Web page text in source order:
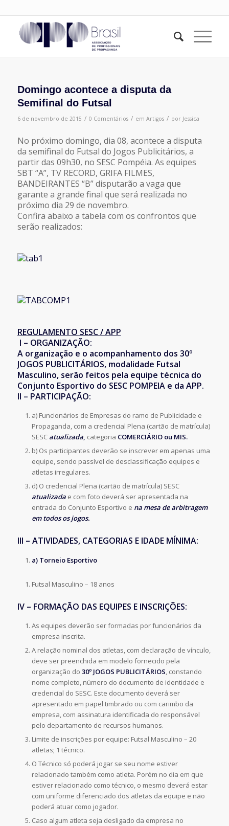
Domingo acontece a disputa da
Semifinal do Futsal
6 de novembro de 2015 / 0 Comentários / em Artigos / por Jessica
No próximo domingo, dia 08, acontece a disputa
da semifinal do Futsal do Jogos Publicitários, a
partir das 09h30, no SESC Pompéia. As equipes
SBT “A”, TV RECORD, GRIFA FILMES,
BANDEIRANTES “B” disputarão a vaga que
garante a grande final que será realizada no
próximo dia 29 de novembro.
Confira abaixo a tabela com os confrontos que
serão realizados:
REGULAMENTO SESC / APP
I – ORGANIZAÇÃO:
A organização e o acompanhamento dos 30º
JOGOS PUBLICITÁRIOS, modalidade Futsal
Masculino, serão feitos pela equipe técnica do
Conjunto Esportivo do SESC POMPEIA e da APP.
II – PARTICIPAÇÃO:
a) Funcionários de Empresas do ramo de Publicidade e
Propaganda, com a credencial Plena (cartão de matrícula)
SESC atualizada, categoria COMERCIÁRIO ou MIS.
b) Os participantes deverão se inscrever em apenas uma
equipe, sendo passível de desclassificação equipes e
atletas irregulares.
d) O credencial Plena (cartão de matrícula) SESC
atualizadae com foto deverá ser apresentada na
entrada do Conjunto Esportivo e na mesa de arbitragem
em todos os jogos.
III – ATIVIDADES, CATEGORIAS E IDADE MÍNIMA:
a) Torneio Esportivo
Futsal Masculino – 18 anos
IV – FORMAÇÃO DAS EQUIPES E INSCRIÇÕES:
As equipes deverão ser formadas por funcionários da
empresa inscrita.
A relação nominal dos atletas, com declaração de vínculo,
deve ser preenchida em modelo fornecido pela
organização do 30º JOGOS PUBLICITÁRIOS, constando
nome completo, número do documento de identidade e
credencial do SESC. Este documento deverá ser
apresentado em papel timbrado ou com carimbo da
empresa, com assinatura identificada do responsável
pelo departamento de recursos humanos.
Limite de inscrições por equipe: Futsal Masculino – 20
atletas; 1 técnico.
O Técnico só poderá jogar se seu nome estiver
relacionado também como atleta. Porém no dia em que
estiver relacionado como técnico, o mesmo deverá estar
com uniforme diferenciado dos atletas da equipe e não
poderá atuar como jogador.
Caso algum atleta seja desligado da empresa no